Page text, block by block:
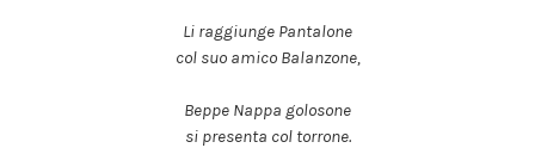
Li raggiunge Pantalone
col suo amico Balanzone,
Beppe Nappa golosone
si presenta col torrone.